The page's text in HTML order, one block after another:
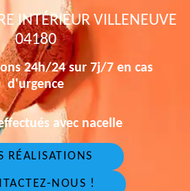
INTÉRIEUR VILLENEUVE
04180
24h/24 sur 7j/7 en cas
d'urgence
avec nacelle
RÉALISATIONS
NOUS !